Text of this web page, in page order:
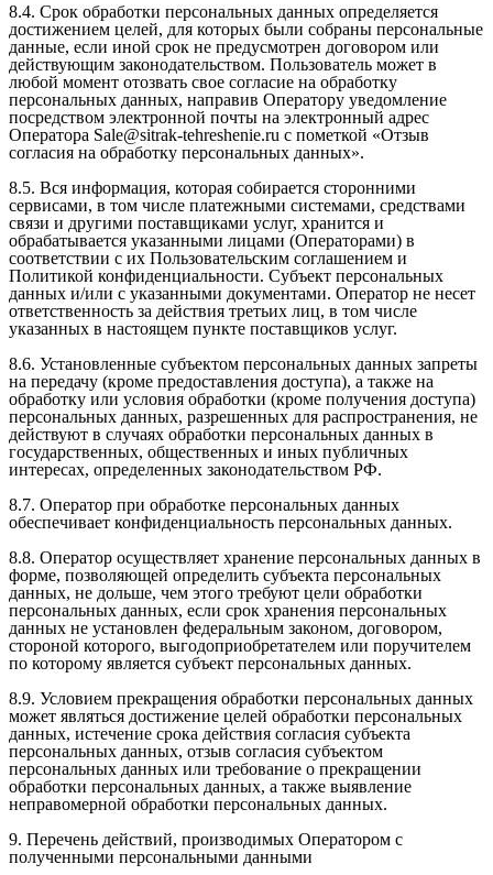
8.4. Срок обработки персональных данных определяется
достижением целей, для которых были собраны персональные
данные, если иной срок не предусмотрен договором или
действующим законодательством. Пользователь может в
любой момент отозвать свое согласие на обработку
персональных данных, направив Оператору уведомление
посредством электронной почты на электронный адрес
Оператора Sale@sitrak-tehreshenie.ru с пометкой «Отзыв
согласия на обработку персональных данных».
8.5. Вся информация, которая собирается сторонними
сервисами, в том числе платежными системами, средствами
связи и другими поставщиками услуг, хранится и
обрабатывается указанными лицами (Операторами) в
соответствии с их Пользовательским соглашением и
Политикой конфиденциальности. Субъект персональных
данных и/или с указанными документами. Оператор не несет
ответственность за действия третьих лиц, в том числе
указанных в настоящем пункте поставщиков услуг.
8.6. Установленные субъектом персональных данных запреты
на передачу (кроме предоставления доступа), а также на
обработку или условия обработки (кроме получения доступа)
персональных данных, разрешенных для распространения, не
действуют в случаях обработки персональных данных в
государственных, общественных и иных публичных
интересах, определенных законодательством РФ.
8.7. Оператор при обработке персональных данных
обеспечивает конфиденциальность персональных данных.
8.8. Оператор осуществляет хранение персональных данных в
форме, позволяющей определить субъекта персональных
данных, не дольше, чем этого требуют цели обработки
персональных данных, если срок хранения персональных
данных не установлен федеральным законом, договором,
стороной которого, выгодоприобретателем или поручителем
по которому является субъект персональных данных.
8.9. Условием прекращения обработки персональных данных
может являться достижение целей обработки персональных
данных, истечение срока действия согласия субъекта
персональных данных, отзыв согласия субъектом
персональных данных или требование о прекращении
обработки персональных данных, а также выявление
неправомерной обработки персональных данных.
9. Перечень действий, производимых Оператором с
полученными персональными данными